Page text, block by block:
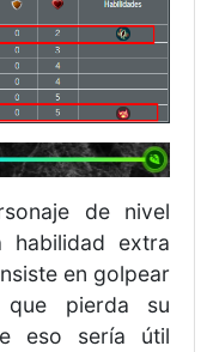
de nivel
habilidad extra
en golpear
pierda su
eso sería útil